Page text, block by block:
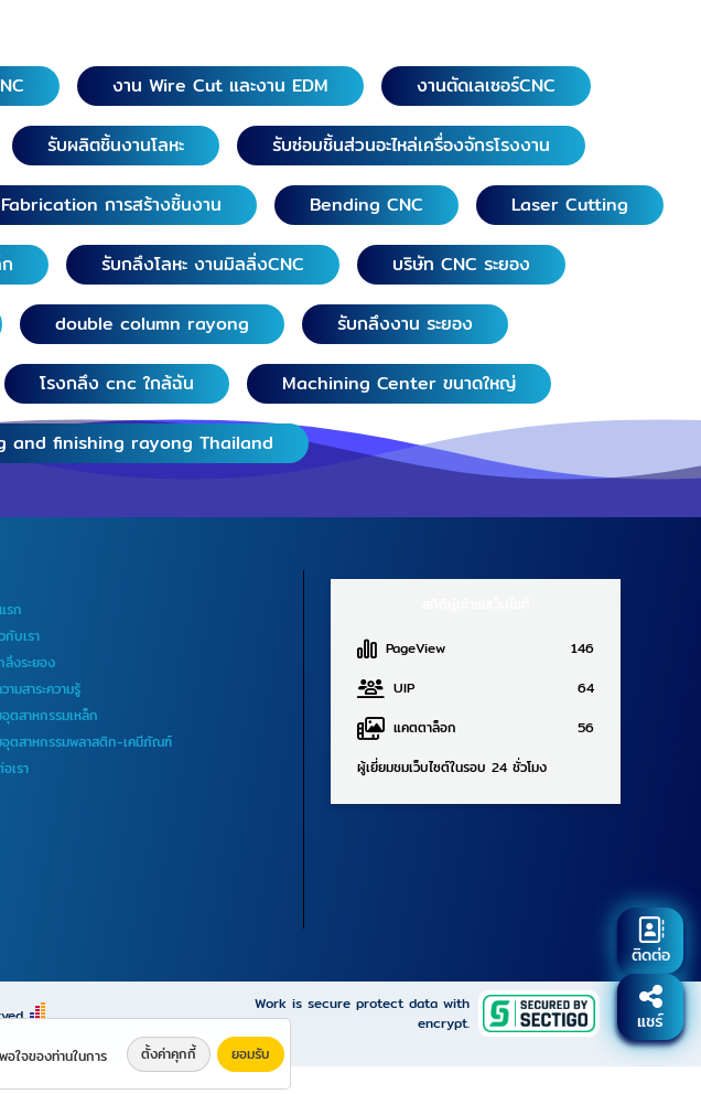
งาน Wire Cut และงาน EDM งานตัดเลเซอร์CNC
รับผลิตชิ้นงานโลหะ รับซ่อมชิ้นส่วนอะไหล่เครื่องจักรโรงงาน
Fabrication การสร้างชิ้นงาน Bending CNC Laser Cutting
รับกลึงโลหะ งานมิลลิ่งCNC บริษัท CNC ระยอง
double column rayong รับกลึงงาน ระยอง
โรงกลึง cnc ใกล้ฉัน Machining Center ขนาดใหญ่
and finishing rayong Thailand
รก
กับเรา
ลึงระยอง
ามสาระความรู้
ตสาหกรรมเหล็ก
ตสาหกรรมพลาสติก-เคมีภัณฑ์
เรา
PageView
146
UIP
64
แคตตาล็อก
56
ผู้เยี่ยมชมเว็บไซต์ในรอบ 24 ชั่วโมง
Work is secure protect data with
encrypt.
ติดต่อ
แชร์
ใจของท่านในการ
ตั้งค่าคุกกี้ ยอมรับ